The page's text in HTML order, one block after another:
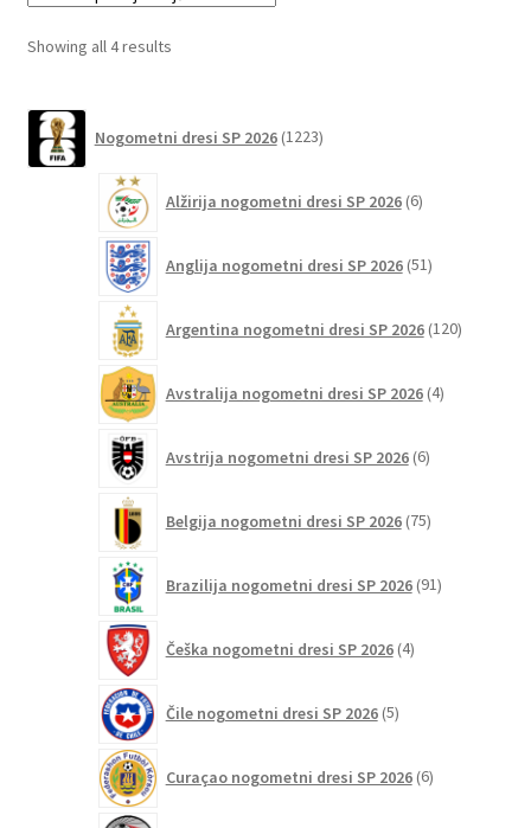
Showing all 4 resultsSorted
Nogometni dresi SP 2026 1223izdelkov
Alžirija nogometni dresi SP 2026 6izdelkov
Anglija nogometni dresi SP 2026 51izdelkov
Argentina nogometni dresi SP 2026 120izdelkov
Avstralija nogometni dresi SP 2026 4izdelki
Avstrija nogometni dresi SP 2026 6izdelkov
Belgija nogometni dresi SP 2026 75izdelkov
Brazilija nogometni dresi SP 2026 91izdelkov
Češka nogometni dresi SP 2026 4izdelki
Čile nogometni dresi SP 2026 5izdelkov
Curaçao nogometni dresi SP 2026 6izdelkov